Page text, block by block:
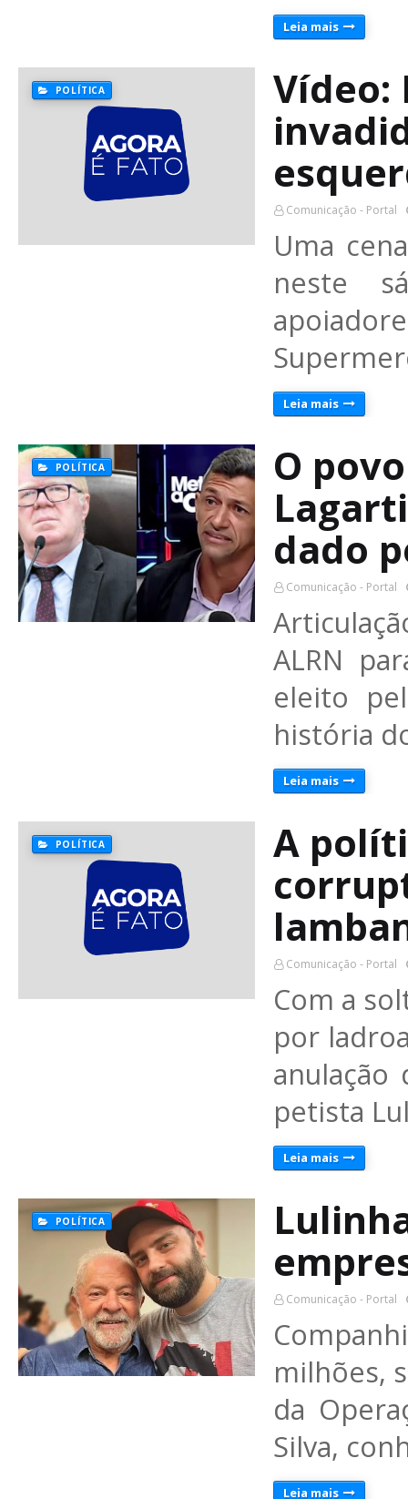
Leia mais
POLÍTICA
Vídeo:
Comunicação - Portal
Uma
neste
Leia mais
POLÍTICA
O
dado
Comunicação - Portal
ALRN
eleito
história
Leia mais
POLÍTICA
A
Comunicação - Portal
Com a
por
petista
Leia mais
POLÍTICA
Comunicação - Portal
milhões,
da
Silva,
Leia mais